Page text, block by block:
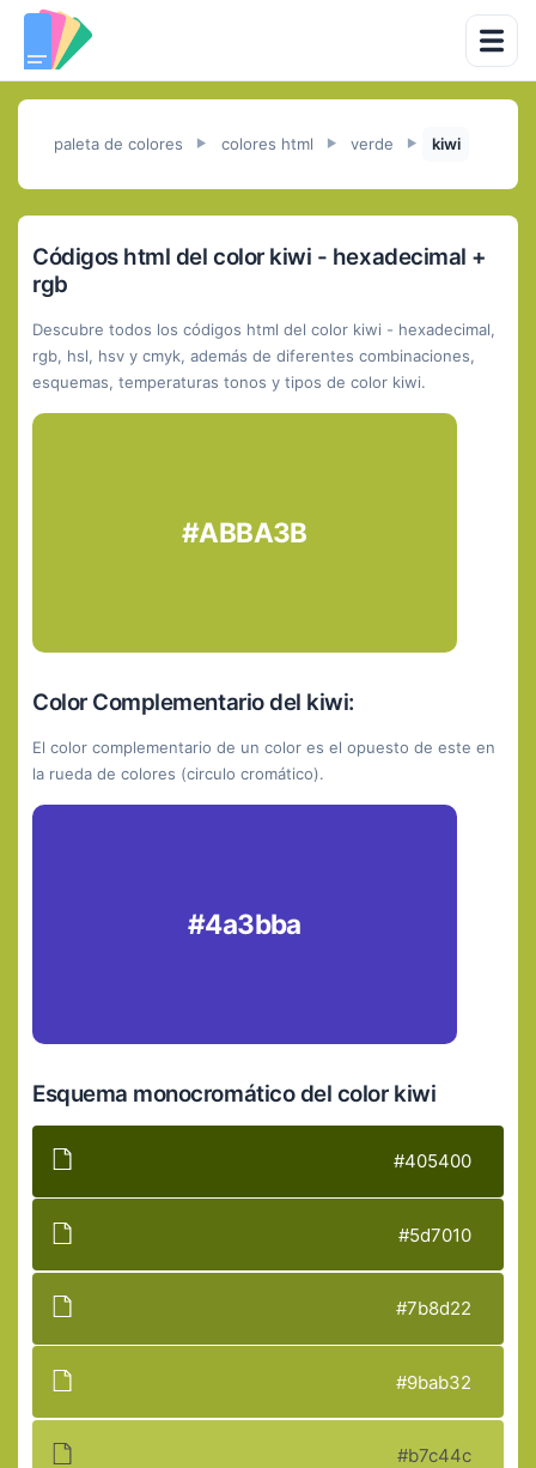
paleta de colores ► colores html ► verde ► kiwi
Códigos html del color kiwi - hexadecimal +
rgb
Descubre todos los códigos html del color kiwi - hexadecimal,
rgb, hsl, hsv y cmyk, además de diferentes combinaciones,
esquemas, temperaturas tonos y tipos de color kiwi.
#ABBA3B
Color Complementario del kiwi:
El color complementario de un color es el opuesto de este en
la rueda de colores (circulo cromático).
#4a3bba
Esquema monocromático del color kiwi
#405400
#5d7010
#7b8d22
#9bab32
#b7c44c